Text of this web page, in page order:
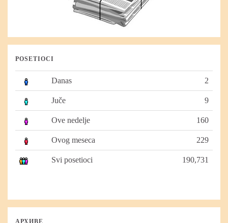
POSETIOCI
Danas 2
Juče 9
Ove nedelje 160
Ovog meseca 229
Svi posetioci 190,731